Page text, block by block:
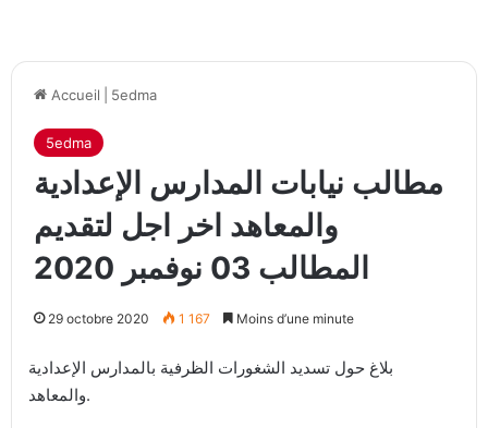
Accueil 5edma
5edma
مطالب نيابات المدارس الإعدادية
والمعاهد اخر اجل لتقديم
المطالب 03 نوفمبر 2020
29 octobre 2020 1 167 Moins d’une minute
بلاغ حول تسديد الشغورات الظرفية بالمدارس الإعدادية
والمعاهد.